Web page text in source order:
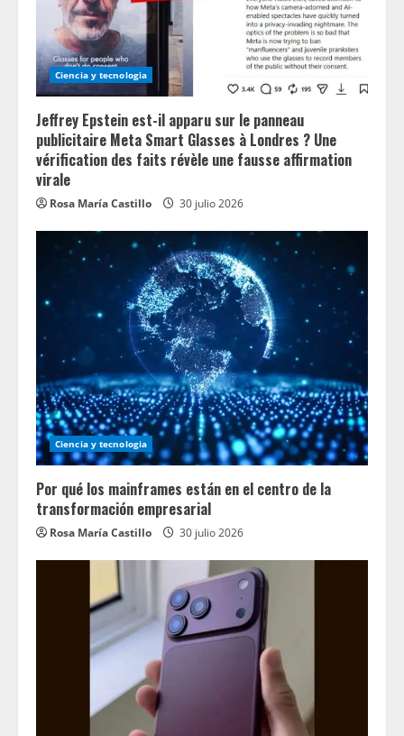
n
g Ciencia y tecnologia
Jeffrey Epstein est-il apparu sur le panneau
publicitaire Meta Smart Glasses à Londres ? Une
vérification des faits révèle une fausse affirmation
virale
Rosa María Castillo 30 julio 2026
Ciencia y tecnologia
Por qué los mainframes están en el centro de la
transformación empresarial
Rosa María Castillo 30 julio 2026